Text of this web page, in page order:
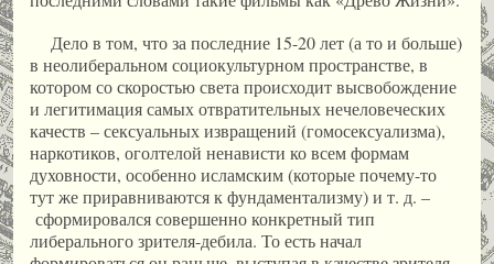
Дело в том, что за последние 15-20 лет (а то и больше)
в неолиберальном социокультурном пространстве, в
котором со скоростью света происходит высвобождение
и легитимация самых отвратительных нечеловеческих
качеств – сексуальных извращений (гомосексуализма),
наркотиков, оголтелой ненависти ко всем формам
духовности, особенно исламским (которые почему-то
тут же приравниваются к фундаментализму) и т. д. –
сформировался совершенно конкретный тип
либерального зрителя-дебила. То есть начал